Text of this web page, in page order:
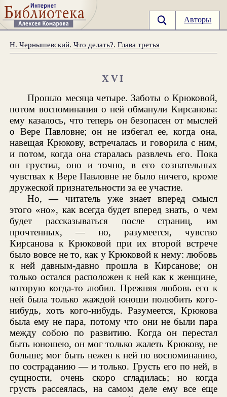
Авторы
Н. Чернышевский.Что делать?.Глава третья
XVI
Прошло месяца четыре. Заботы о Крюковой,
потом воспоминания о ней обманули Кирсанова:
ему казалось, что теперь он безопасен от мыслей
о Вере Павловне; он не избегал ее, когда она,
навещая Крюкову, встречалась и говорила с ним,
и потом, когда она старалась развлечь его. Пока
он грустил, оно и точно, в его сознательных
чувствах к Вере Павловне не было ничего, кроме
дружеской признательности за ее участие.
Но, — читатель уже знает вперед смысл
этого «но», как всегда будет вперед знать, о чем
будет рассказываться после страниц, им
прочтенных, — но, разумеется, чувство
Кирсанова к Крюковой при их второй встрече
было вовсе не то, как у Крюковой к нему: любовь
к ней давным-давно прошла в Кирсанове; он
только остался расположен к ней как к женщине,
которую когда-то любил. Прежняя любовь его к
ней была только жаждой юноши полюбить кого-
нибудь, хоть кого-нибудь. Разумеется, Крюкова
была ему не пара, потому что они не были пара
между собою по развитию. Когда он перестал
быть юношею, он мог только жалеть Крюкову, не
больше; мог быть нежен к ней по воспоминанию,
по состраданию — и только. Грусть его по ней, в
сущности, очень скоро сгладилась; но когда
грусть рассеялась, на самом деле ему все еще